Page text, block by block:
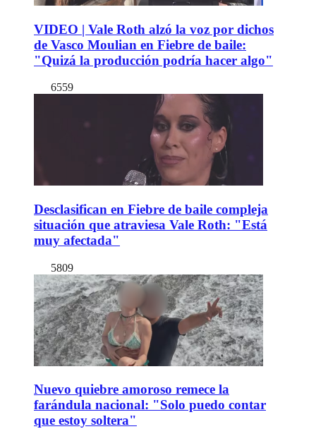
VIDEO | Vale Roth alzó la voz por dichos
de Vasco Moulian en Fiebre de baile:
"Quizá la producción podría hacer algo"
6559
Desclasifican en Fiebre de baile compleja
situación que atraviesa Vale Roth: "Está
muy afectada"
5809
Nuevo quiebre amoroso remece la
farándula nacional: "Solo puedo contar
que estoy soltera"